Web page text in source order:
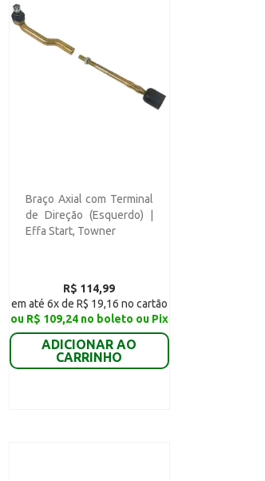
Braço Axial com Terminal
de Direção (Esquerdo) |
Effa Start, Towner
R$ 114,99
em até 6x de R$ 19,16 no cartão
ou R$ 109,24 no boleto ou Pix
ADICIONAR AO
CARRINHO